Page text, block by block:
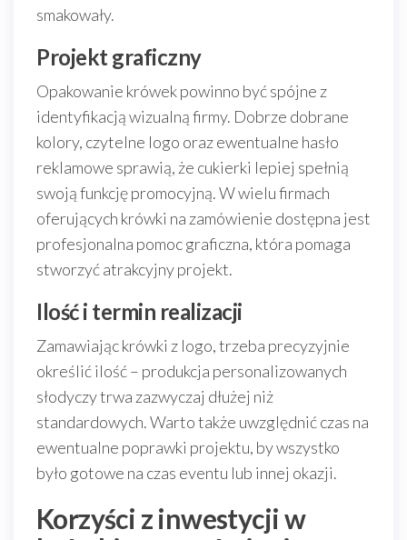
smakowały.
Projekt graficzny
Opakowanie krówek powinno być spójne z
identyfikacją wizualną firmy. Dobrze dobrane
kolory, czytelne logo oraz ewentualne hasło
reklamowe sprawią, że cukierki lepiej spełnią
swoją funkcję promocyjną. W wielu firmach
oferujących krówki na zamówienie dostępna jest
profesjonalna pomoc graficzna, która pomaga
stworzyć atrakcyjny projekt.
Ilość i termin realizacji
Zamawiając krówki z logo, trzeba precyzyjnie
określić ilość – produkcja personalizowanych
słodyczy trwa zazwyczaj dłużej niż
standardowych. Warto także uwzględnić czas na
ewentualne poprawki projektu, by wszystko
było gotowe na czas eventu lub innej okazji.
Korzyści z inwestycji w